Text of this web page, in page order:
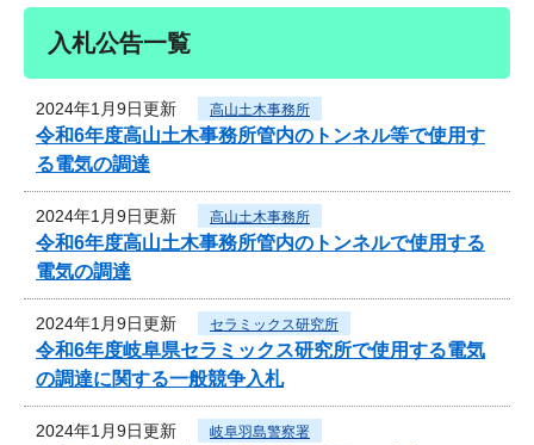
入札公告一覧
2024年1月9日更新 高山土木事務所
令和6年度高山土木事務所管内のトンネル等で使用す
る電気の調達
2024年1月9日更新 高山土木事務所
令和6年度高山土木事務所管内のトンネルで使用する
電気の調達
2024年1月9日更新 セラミックス研究所
令和6年度岐阜県セラミックス研究所で使用する電気
の調達に関する一般競争入札
2024年1月9日更新 岐阜羽島警察署